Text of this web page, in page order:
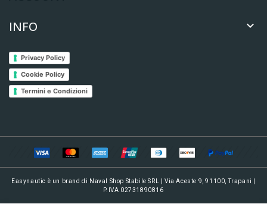
INFO 
Privacy Policy
Cookie Policy
Termini e Condizioni
Easynautic è un brand di Naval Shop Stabile SRL | Via Aceste 9, 91100, Trapani |
P.IVA 02731890816